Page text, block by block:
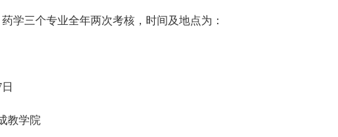
学三个专业全年两次考核，时间及地点为：
教学院